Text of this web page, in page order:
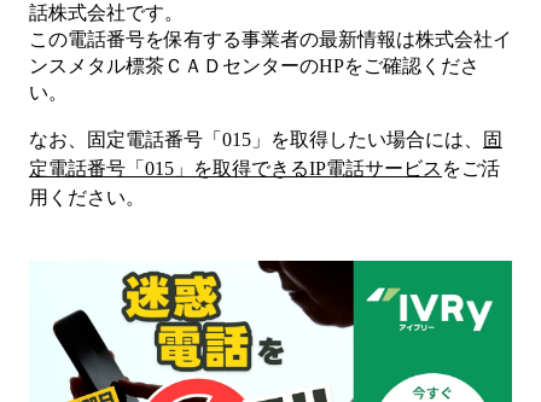
話株式会社です。
この電話番号を保有する事業者の最新情報は株式会社イ
ンスメタル標茶ＣＡＤセンターのHPをご確認くださ
い。
なお、固定電話番号「 015 」を取得したい場合には、
固
定電話番号「 015 」を取得できるIP電話サービス をご活
用ください。